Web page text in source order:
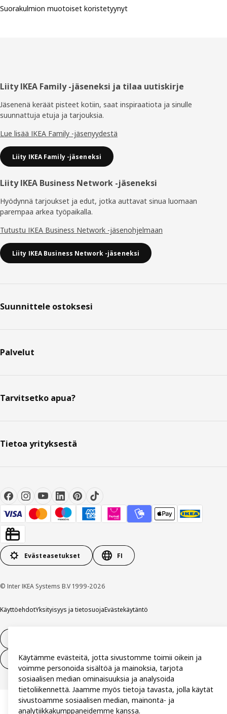
Suorakulmion muotoiset koristetyynyt
Alatunniste
Liity IKEA Family -jäseneksi ja tilaa uutiskirje
Jäsenenä keräät pisteet kotiin, saat inspiraatiota ja sinulle
suunnattuja etuja ja tarjouksia.​
Lue lisää IKEA Family -jäsenyydestä
Liity IKEA Family -jäseneksi
Liity IKEA Business Network -jäseneksi
Hyödynnä tarjoukset ja edut, jotka auttavat sinua luomaan
parempaa arkea työpaikalla.
Tutustu IKEA Business Network -jäsenohjelmaan
Liity IKEA Business Network -jäseneksi
Suunnittele ostoksesi
Palvelut
Tarvitsetko apua?
Tietoa yrityksestä
Evästeasetukset FI
© Inter IKEA Systems B.V 1999-2026
KäyttöehdotYksityisyys ja tietosuojaEvästekäytäntö
Peru sopimus (palvelut)
Käytämme evästeitä, jotta sivustomme toimii oikein ja
voimme personoida sisältöä ja mainoksia, tarjota
sosiaalisen median ominaisuuksia ja analysoida
tietoliikennettä. Jaamme myös tietoja tavasta, jolla käytät
sivustoamme sosiaalisen median, mainonta- ja
analytiikkakumppaneidemme kanssa.